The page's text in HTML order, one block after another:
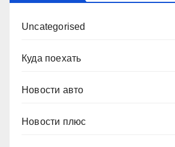
Uncategorised
Куда поехать
Новости авто
Новости плюс